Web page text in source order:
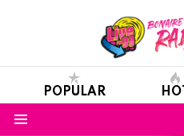
POPULAR HOT